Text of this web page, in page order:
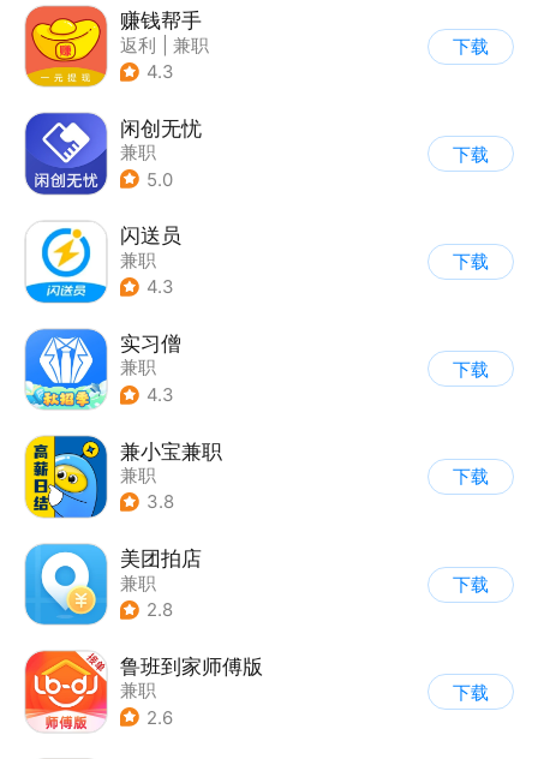
赚钱帮手
返利
兼职
4.3
下载
闲创无忧
兼职
5.0
下载
闪送员
兼职
4.3
下载
实习僧
兼职
4.3
下载
兼小宝兼职
兼职
3.8
下载
美团拍店
兼职
2.8
下载
鲁班到家师傅版
兼职
2.6
下载